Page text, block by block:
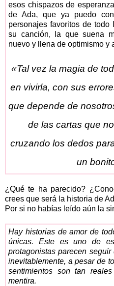
esos chispazos de
de Ada, que ya puedo
personajes favoritos de
su canción, la que suena
nuevo y llena de optimismo y
«Tal vez la magia de
en vivirla, con sus
que depende de
de las cartas que
cruzando los dedos
un
¿Qué te ha parecido?
crees que será la historia de
Por si no habías leído aún la
Hay historias de amor de
únicas. Este es uno de
protagonistas parecen
inevitablemente, a pesar de
sentimientos son tan
mentira.